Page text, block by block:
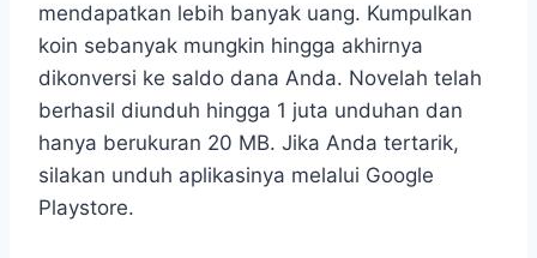
mendapatkan lebih banyak uang. Kumpulkan
koin sebanyak mungkin hingga akhirnya
dikonversi ke saldo dana Anda. Novelah telah
berhasil diunduh hingga 1 juta unduhan dan
hanya berukuran 20 MB. Jika Anda tertarik,
silakan unduh aplikasinya melalui Google
Playstore.